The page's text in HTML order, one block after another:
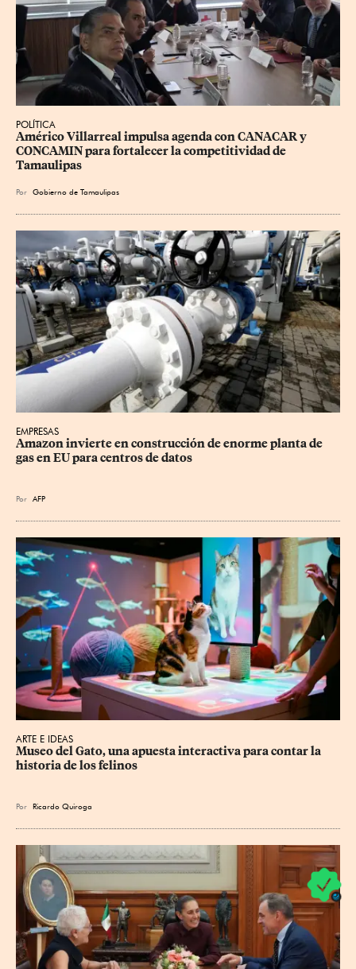
POLÍTICA
Américo Villarreal impulsa agenda con CANACAR y
CONCAMIN para fortalecer la competitividad de
Tamaulipas
Por Gobierno de Tamaulipas
EMPRESAS
Amazon invierte en construcción de enorme planta de
gas en EU para centros de datos
Por AFP
ARTE E IDEAS
Museo del Gato, una apuesta interactiva para contar la
historia de los felinos
Por Ricardo Quiroga